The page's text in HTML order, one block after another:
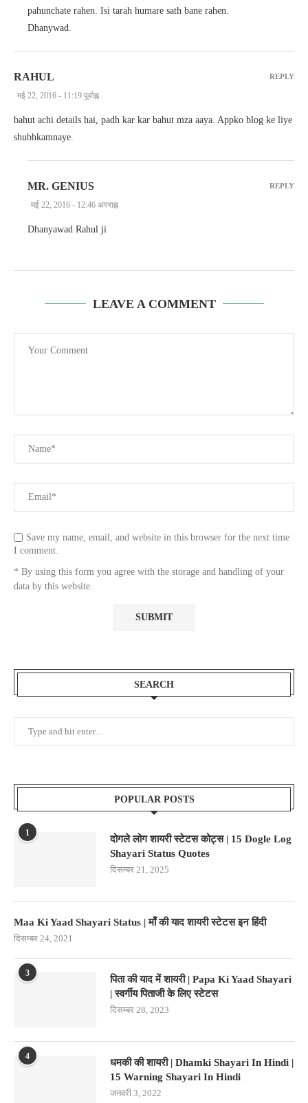
pahunchate rahen. Isi tarah humare sath bane rahen.
Dhanywad.
RAHUL
मई 22, 2016 - 11:19 पूर्वाह्न
bahut achi details hai, padh kar kar bahut mza aaya. Appko blog ke liye
shubhkamnaye.
REPLY
MR. GENIUS
मई 22, 2016 - 12:46 अपराह्न
Dhanyawad Rahul ji
REPLY
LEAVE A COMMENT
Save my name, email, and website in this browser for the next time
I comment.
* By using this form you agree with the storage and handling of your
data by this website.
SEARCH
POPULAR POSTS
1
दोगले लोग शायरी स्टेटस कोट्स | 15 Dogle Log
Shayari Status Quotes
दिसम्बर 21, 2025
Maa Ki Yaad Shayari Status | माँ की याद शायरी स्टेटस इन हिंदी
दिसम्बर 24, 2021
3
पिता की याद में शायरी | Papa Ki Yaad Shayari
| स्वर्गीय पिताजी के लिए स्टेटस
दिसम्बर 28, 2023
4
धमकी की शायरी | Dhamki Shayari In Hindi |
15 Warning Shayari In Hindi
जनवरी 3, 2022